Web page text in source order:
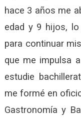
hace 3 años me
edad y 9 hijos,
para continuar
que me impulsa
estudie
me formé en
Gastronomía y